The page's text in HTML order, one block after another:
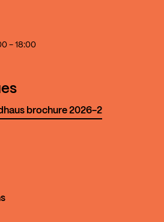
- 18:00
brochure 2026-2